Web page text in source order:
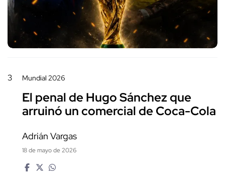
3 Mundial 2026
El penal de Hugo Sánchez que
arruinó un comercial de Coca-Cola
Adrián Vargas
18 de mayo de 2026